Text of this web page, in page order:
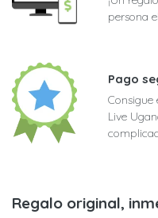
persona
Pago
Consigue
Live
Regalo original,